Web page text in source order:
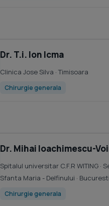
Dr. T.i. Ion Icma
Clinica Jose Silva · Timisoara
Chirurgie generala
Dr. Mihai Ioachimescu-
Spitalul universitar C.F.R WITING ·
Sfanta Maria - Delfinului · Bucuresti
Chirurgie generala